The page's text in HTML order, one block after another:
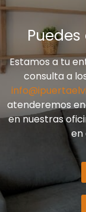
Estamos a tu
consulta a
atenderemos
en nuestras
en